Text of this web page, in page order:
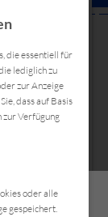
die essentiell für
lediglich zu
zur Anzeige
dass auf Basis
zur Verfügung
oder alle
gespeichert.